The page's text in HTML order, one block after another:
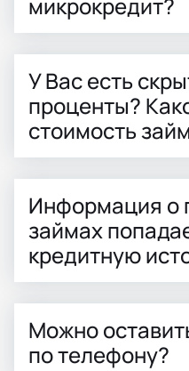
микрокредит?
У Вас есть
проценты?
стоимость
Информация о
займах
кредитную
Можно
по телефону?